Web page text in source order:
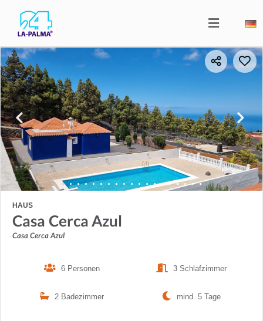
HAUS
Casa Cerca Azul
Casa Cerca Azul
6 Personen 3 Schlafzimmer
2 Badezimmer mind. 5 Tage